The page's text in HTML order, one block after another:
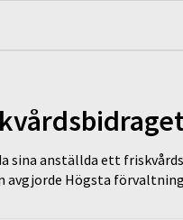
sina anställda ett
avgjorde Högsta